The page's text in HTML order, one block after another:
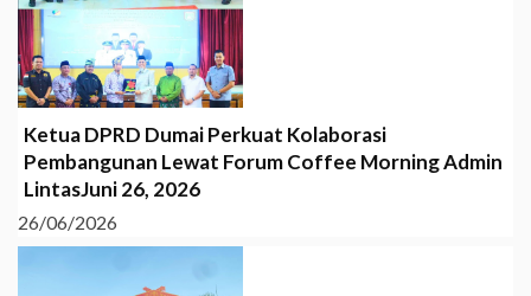
Ketua DPRD Dumai Perkuat Kolaborasi
Pembangunan Lewat Forum Coffee Morning Admin
LintasJuni 26, 2026
26/06/2026